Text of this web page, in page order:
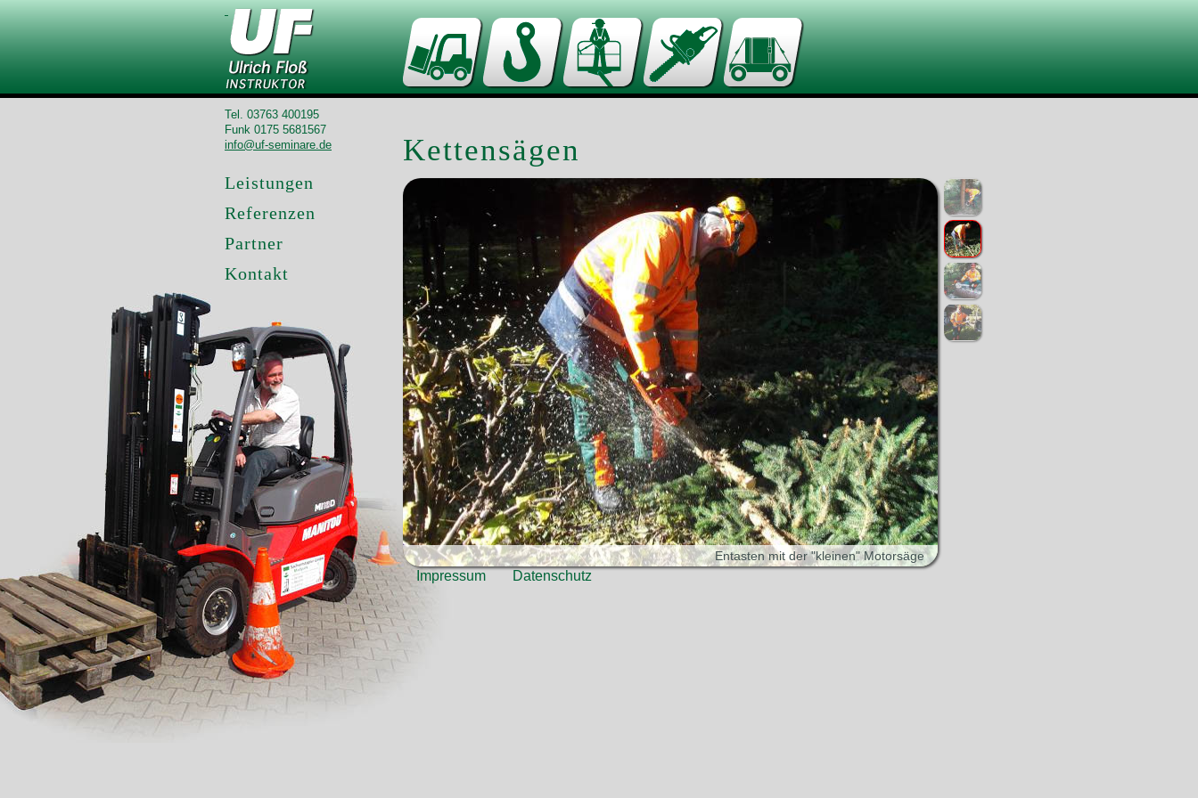
Tel. 03763 400195
Funk 0175 5681567
info@uf-seminare.de
Leistungen
Referenzen
Partner
Kontakt
Kettensägen
Entasten mit der "kleinen" Motorsäge
Impressum Datenschutz